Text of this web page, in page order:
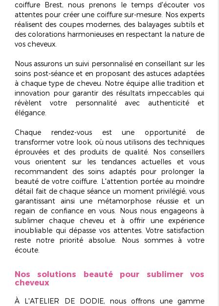
coiffure Brest, nous prenons le temps d'écouter vos
attentes pour créer une coiffure sur-mesure. Nos experts
réalisent des coupes modernes, des balayages subtils et
des colorations harmonieuses en respectant la nature de
vos cheveux.
Nous assurons un suivi personnalisé en conseillant sur les
soins post-séance et en proposant des astuces adaptées
à chaque type de cheveu. Notre équipe allie tradition et
innovation pour garantir des résultats impeccables qui
révèlent votre personnalité avecauthenticité et
élégance.
Chaque rendez-vous est une opportunité de
transformer votre look, où nous utilisons des techniques
éprouvées et des produits de qualité. Nos conseillers
vous orientent sur les tendances actuelles et vous
recommandent des soins adaptés pour prolonger la
beauté de votre coiffure. L'attention portée au moindre
détail fait de chaque séance un moment privilégié, vous
garantissant ainsi une métamorphose réussie et un
regain de confiance en vous. Nous nous engageons à
sublimer chaque cheveu et à offrir une expérience
inoubliable qui dépasse vos attentes. Votre satisfaction
reste notre priorité absolue. Nous sommes à votre
écoute.
Nos solutions beauté pour sublimer vos
cheveux
À L'ATELIER DE DODIE, nous offrons une gamme